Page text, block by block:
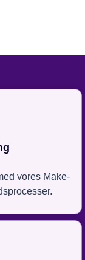
vores Make-